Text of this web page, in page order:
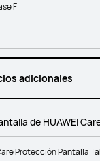
F
adicionales
de HUAWEI
Protección Pantalla